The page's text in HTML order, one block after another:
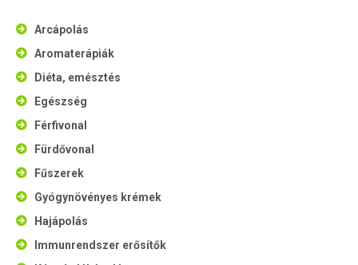
Arcápolás
Aromaterápiák
Diéta, emésztés
Egészség
Férfivonal
Fürdővonal
Fűszerek
Gyógynövényes krémek
Hajápolás
Immunrendszer erősítők